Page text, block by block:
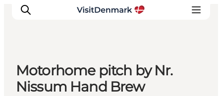
Ispirazioni
Motorhome pitch by Nr.
Nissum Hand Brew